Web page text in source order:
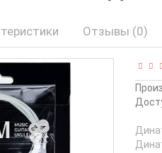
Отзывы (0)